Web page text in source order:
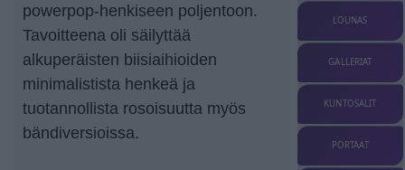
powerpop-henkiseen poljentoon.
Tavoitteena oli säilyttää
alkuperäisten biisiaihioiden
minimalistista henkeä ja
tuotannollista rosoisuutta myös
bändiversioissa.
LOUNAS
GALLERIAT
KUNTOSALIT
PORTAAT